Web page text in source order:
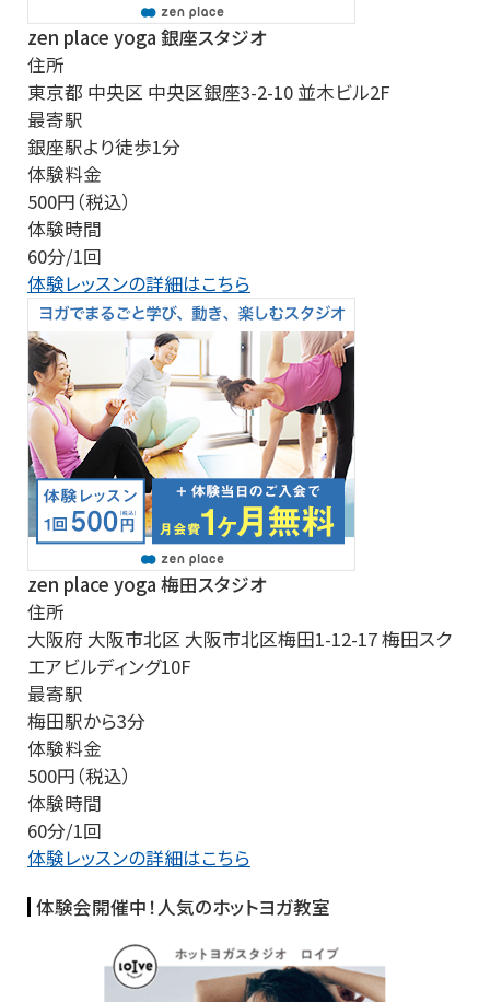
zen place yoga 銀座スタジオ
住所
東京都 中央区 中央区銀座3-2-10 並木ビル2F
最寄駅
銀座駅より徒歩1分
体験料金
500円（税込）
体験時間
60分/1回
体験レッスンの詳細はこちら
zen place yoga 梅田スタジオ
住所
大阪府 大阪市北区 大阪市北区梅田1-12-17 梅田スク
エアビルディング10F
最寄駅
梅田駅から3分
体験料金
500円（税込）
体験時間
60分/1回
体験レッスンの詳細はこちら
体験会開催中！人気のホットヨガ教室